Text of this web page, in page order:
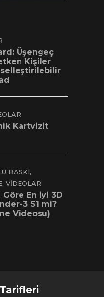
Üşengeç
Kişiler
Kartvizit
BASKI,
, VIDEOLAR
Göre En iyi 3D
3 S1 mi?
Videosu)